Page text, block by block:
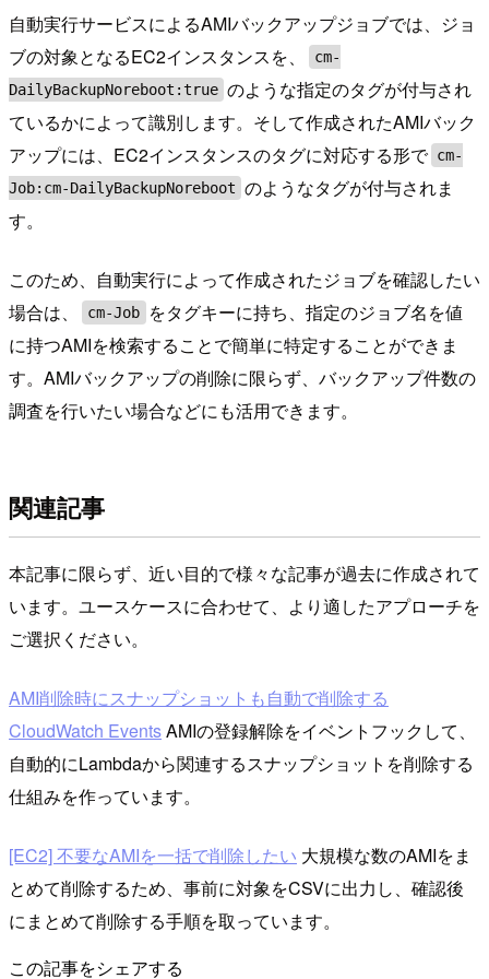
自動実行サービスによるAMIバックアップジョブでは、ジョ
ブの対象となるEC2インスタンスを、
cm-
DailyBackupNoreboot:true のような指定のタグが付与され
ているかによって識別します。そして作成されたAMIバック
アップには、EC2インスタンスのタグに対応する形で cm-
Job:cm-DailyBackupNoreboot のようなタグが付与されま
す。
このため、自動実行によって作成されたジョブを確認したい
場合は、
cm-Job
をタグキーに持ち、指定のジョブ名を値
に持つAMIを検索することで簡単に特定することができま
す。AMIバックアップの削除に限らず、バックアップ件数の
調査を行いたい場合などにも活用できます。
関連記事
本記事に限らず、近い目的で様々な記事が過去に作成されて
います。ユースケースに合わせて、より適したアプローチを
ご選択ください。
AMI削除時にスナップショットも自動で削除する
CloudWatch EventsAMIの登録解除をイベントフックして、
自動的にLambdaから関連するスナップショットを削除する
仕組みを作っています。
[EC2] 不要なAMIを一括で削除したい 大規模な数のAMIをま
とめて削除するため、事前に対象をCSVに出力し、確認後
にまとめて削除する手順を取っています。
この記事をシェアする